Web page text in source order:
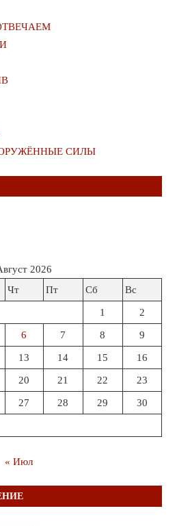
СИЛЫ
2026
Чт Пт Сб Вс
1 2
6 7 8 9
13 14 15 16
20 21 22 23
27 28 29 30
« Июл